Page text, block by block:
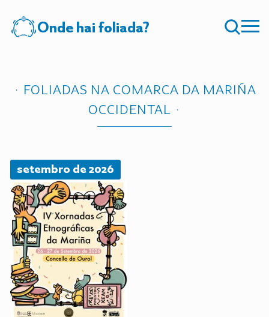
Onde hai foliada?
FOLIADAS NA COMARCA DA MARIÑA
OCCIDENTAL
setembro de 2026